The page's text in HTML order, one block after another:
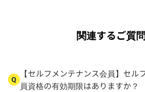
関連するご質
Q
【セルフメンテナンス会員】セル
員資格の有効期限はありますか？